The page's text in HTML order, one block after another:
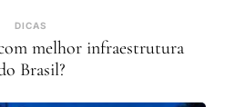
DICAS
melhor infraestrutura
Brasil?